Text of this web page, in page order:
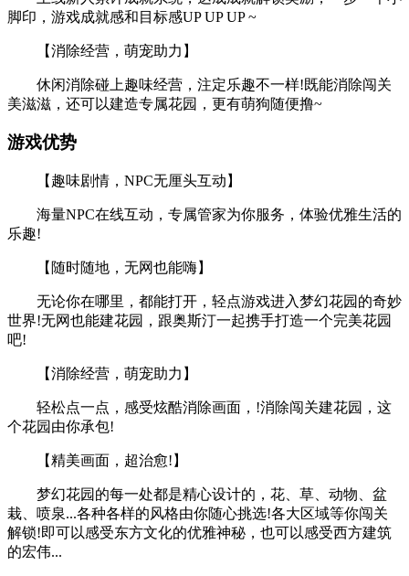
脚印，游戏成就感和目标感UP UP UP ~
【消除经营，萌宠助力】
休闲消除碰上趣味经营，注定乐趣不一样!既能消除闯关
美滋滋，还可以建造专属花园，更有萌狗随便撸~
游戏优势
【趣味剧情，NPC无厘头互动】
海量NPC在线互动，专属管家为你服务，体验优雅生活的
乐趣!
【随时随地，无网也能嗨】
无论你在哪里，都能打开，轻点游戏进入梦幻花园的奇妙
世界!无网也能建花园，跟奥斯汀一起携手打造一个完美花园
吧!
【消除经营，萌宠助力】
轻松点一点，感受炫酷消除画面，!消除闯关建花园，这
个花园由你承包!
【精美画面，超治愈!】
梦幻花园的每一处都是精心设计的，花、草、动物、盆
栽、喷泉...各种各样的风格由你随心挑选!各大区域等你闯关
解锁!即可以感受东方文化的优雅神秘，也可以感受西方建筑
的宏伟...